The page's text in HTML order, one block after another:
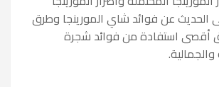
الحديث عن فوائد شاي المورينجا وطرق
أقصى استفادة من فوائد شجرة